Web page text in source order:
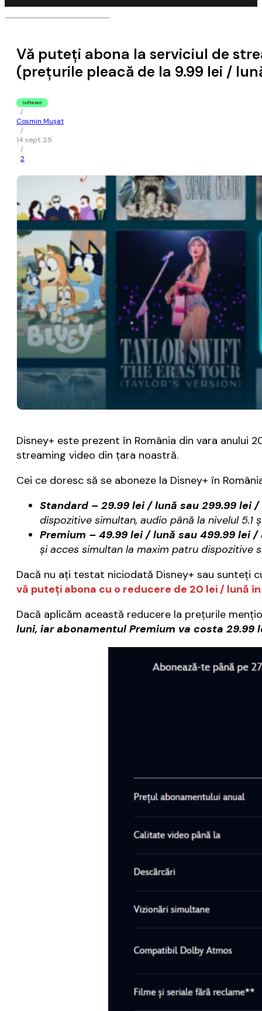
Vă puteţi abona la serviciul de
(preţurile pleacă de la 9.99 lei /
Software
/
Cosmin Mușat
/
14 sept. 25
/
2
Disney+ este prezent în România din vara anului
streaming video din ţara noastră.
Cei ce doresc să se aboneze la Disney+ în
Standard – 29.99 lei / lună sau 299.99 lei /
dispozitive simultan, audio până la nivelul 5.1
Premium – 49.99 lei / lună sau 499.99 lei /
şi acces simultan la maxim patru dispozitive
Dacă nu aţi testat niciodată Disney+ sau sunteţi
vă puteţi abona cu o reducere de 20 lei / lună
Dacă aplicăm această reducere la preţurile
luni, iar abonamentul Premium va costa 29.99